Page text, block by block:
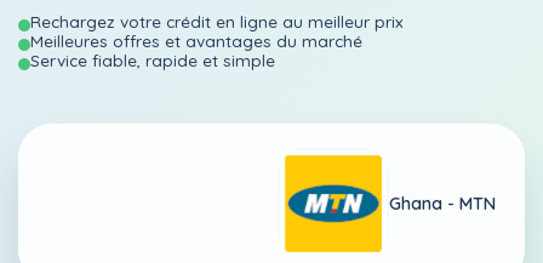
Rechargez votre crédit en ligne au meilleur prix
Meilleures offres et avantages du marché
Service fiable, rapide et simple
Ghana - MTN